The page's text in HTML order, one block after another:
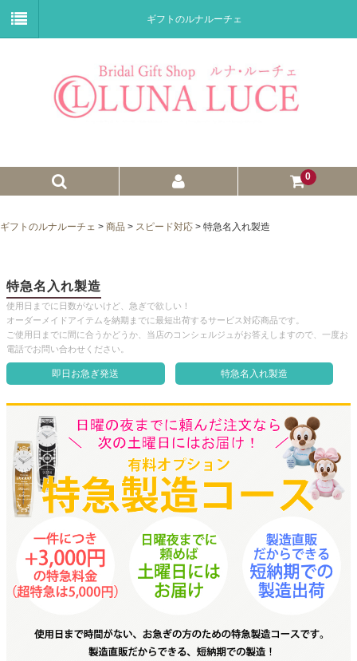
ギフトのルナルーチェ
0
ウェイトドール
子育て卒業証書
ウェルカムボード
クロックギフト
ペーパーアイテム
DIY用品
引菓子
引出物ギフト
ブライダルバッグ
演出用品
季節イベント特集
ギフトのルナルーチェ > 商品 > スピード対応 > 特急名入れ製造
特急名入れ製造
使用日までに日数がないけど、急ぎで欲しい！
オーダーメイドアイテムを納期までに最短出荷するサービス対応商品です。
ご使用日までに間に合うかどうか、当店のコンシェルジュがお答えしますので、一度お
電話でお問い合わせください。
即日お急ぎ発送 特急名入れ製造